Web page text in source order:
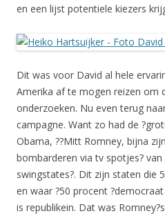
en een lijst potentiele kiezers
Dit was voor David al hele
Amerika af te mogen reizen om
onderzoeken. Nu even terug
campagne. Want zo had de
Obama, ??Mitt Romney, bijna
bombarderen via tv spotjes?
swingstates?. Dit zijn staten die
en waar ?50 procent
is republikein. Dat was